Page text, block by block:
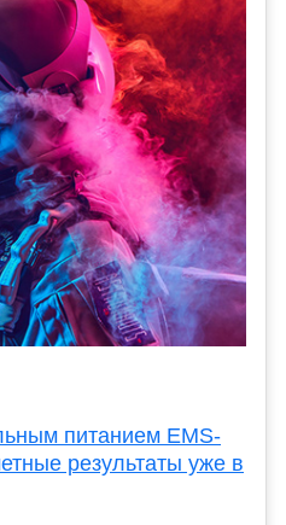
питанием EMS-
результаты уже в